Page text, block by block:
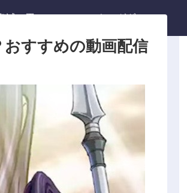
滅の刃 キングダム
すすめの動画配信